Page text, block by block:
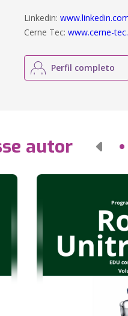
Linkedin:
Cerne Tec:www.cerne-
Perfil completo
autor